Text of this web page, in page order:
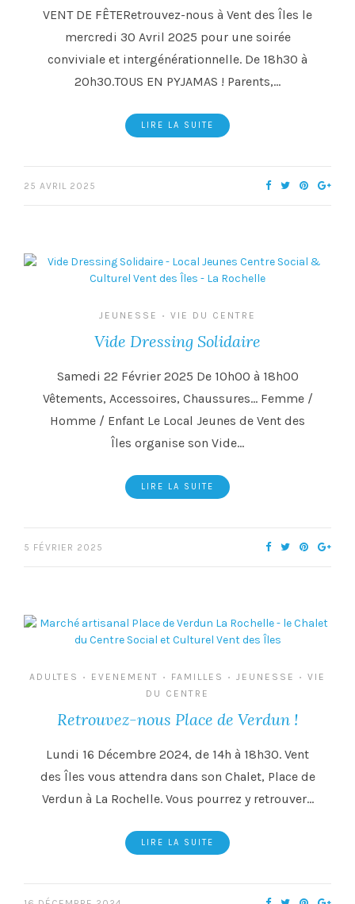
VENT DE FÊTERetrouvez-nous à Vent des Îles le
mercredi 30 Avril 2025 pour une soirée
conviviale et intergénérationnelle. De 18h30 à
20h30.TOUS EN PYJAMAS ! Parents,…
LIRE LA SUITE
25 AVRIL 2025
JEUNESSE • VIE DU CENTRE
Vide Dressing Solidaire
Samedi 22 Février 2025 De 10h00 à 18h00
Vêtements, Accessoires, Chaussures… Femme /
Homme / Enfant Le Local Jeunes de Vent des
Îles organise son Vide…
LIRE LA SUITE
5 FÉVRIER 2025
ADULTES • EVENEMENT • FAMILLES • JEUNESSE •
VIE
DU CENTRE
Retrouvez-nous Place de Verdun !
Lundi 16 Décembre 2024, de 14h à 18h30. Vent
des Îles vous attendra dans son Chalet, Place de
Verdun à La Rochelle. Vous pourrez y retrouver…
LIRE LA SUITE